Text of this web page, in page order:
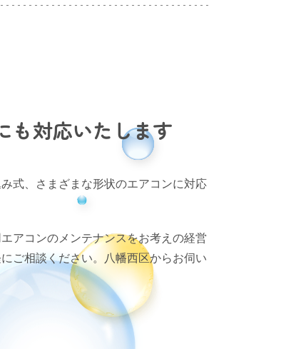
も対応いたします
式、さまざまな形状のエアコンに対応
アコンのメンテナンスをお考えの経営
ご相談ください。八幡西区からお伺い